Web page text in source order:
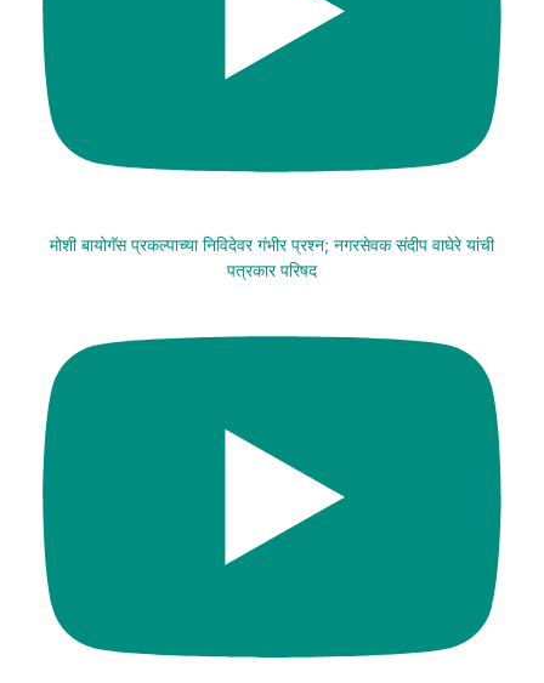
मोशी बायोगॅस प्रकल्पाच्या निविदेवर गंभीर प्रश्न; नगरसेवक संदीप वाघेरे यांची
पत्रकार परिषद